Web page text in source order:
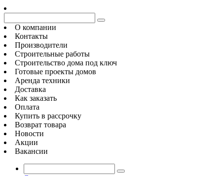
О компании
Контакты
Производители
Строительные работы
Строительство дома под ключ
Готовые проекты домов
Аренда техники
Доставка
Как заказать
Оплата
Купить в рассрочку
Возврат товара
Новости
Акции
Вакансии